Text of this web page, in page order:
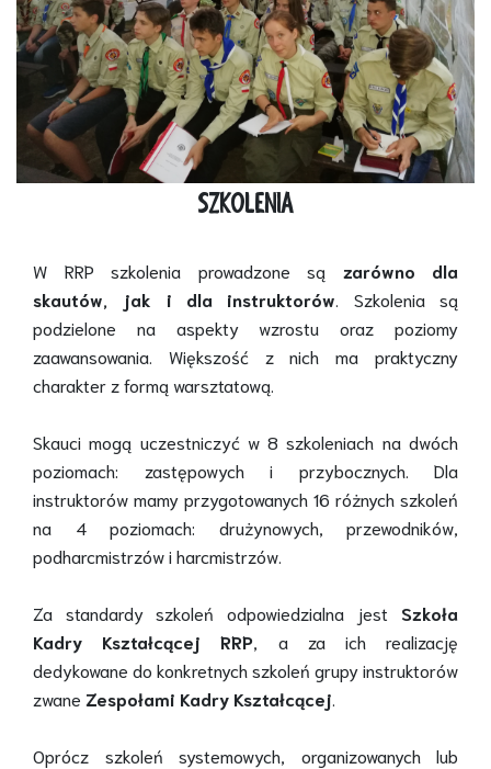
SZKOLENIA
W RRP szkolenia prowadzone są zarówno dla
skautów, jak i dla instruktorów. Szkolenia są
podzielone na aspekty wzrostu oraz poziomy
zaawansowania. Większość z nich ma praktyczny
charakter z formą warsztatową.
Skauci mogą uczestniczyć w 8 szkoleniach na dwóch
poziomach: zastępowych i przybocznych. Dla
instruktorów mamy przygotowanych 16 różnych szkoleń
na 4 poziomach: drużynowych, przewodników,
podharcmistrzów i harcmistrzów.
Za standardy szkoleń odpowiedzialna jest Szkoła
Kadry Kształcącej RRP, a za ich realizację
dedykowane do konkretnych szkoleń grupy instruktorów
zwane Zespołami Kadry Kształcącej.
Oprócz szkoleń systemowych, organizowanych lub